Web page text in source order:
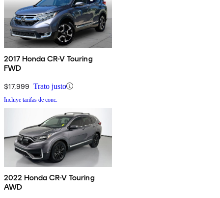
2017 Honda CR-V Touring
FWD
$17,999 Trato justo
Incluye tarifas de conc.
2022 Honda CR-V Touring
AWD